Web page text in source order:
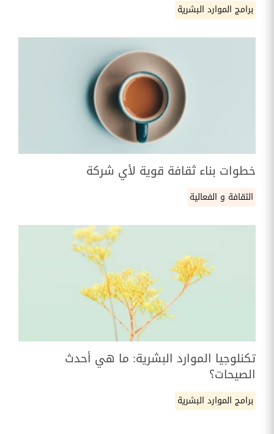
برامج الموارد البشرية
خطوات بناء ثقافة قوية لأي شركة
الثقافة و الفعالية
تكنلوجيا الموارد البشرية: ما هي أحدث
الصيحات؟
برامج الموارد البشرية